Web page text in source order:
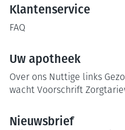
Klantenservice
FAQ
Uw apotheek
Over ons Nuttige links
wacht Voorschrift
Nieuwsbrief